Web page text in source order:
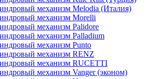
механизм Melodia (Италия)
механизм Morelli
механизм Palidore
механизм Palladium
механизм Punto
механизм RENZ
механизм RUCETTI
механизм Vanger (эконом)